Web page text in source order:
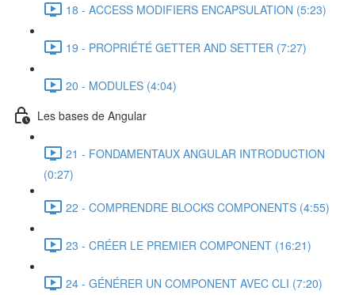
18 - ACCESS MODIFIERS ENCAPSULATION (5:23)
19 - PROPRIÉTÉ GETTER AND SETTER (7:27)
20 - MODULES (4:04)
Les bases de Angular
21 - FONDAMENTAUX ANGULAR INTRODUCTION
(0:27)
22 - COMPRENDRE BLOCKS COMPONENTS (4:55)
23 - CRÉER LE PREMIER COMPONENT (16:21)
24 - GÉNÉRER UN COMPONENT AVEC CLI (7:20)